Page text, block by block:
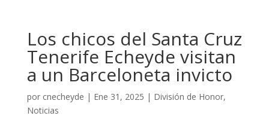
Los chicos del Santa Cruz
Tenerife Echeyde visitan
a un Barceloneta invicto
por cnecheyde | Ene 31, 2025 | División de Honor,
Noticias